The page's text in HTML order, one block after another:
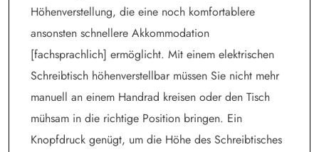
Höhenverstellung, die eine noch komfortablere
ansonsten schnellere Akkommodation
[fachsprachlich] ermöglicht. Mit einem elektrischen
Schreibtisch höhenverstellbar müssen Sie nicht mehr
manuell an einem Handrad kreisen oder den Tisch
mühsam in die richtige Position bringen. Ein
Knopfdruck genügt, um die Höhe des Schreibtisches